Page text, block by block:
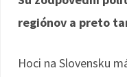
regiónov a preto
Hoci na Slovensku